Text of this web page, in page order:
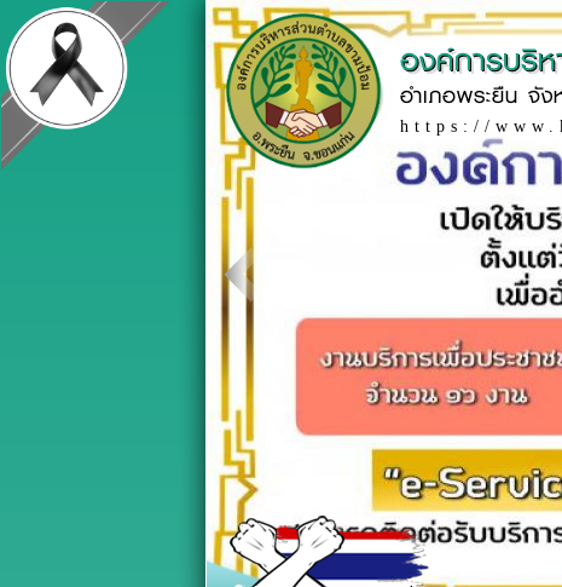
องค์การบริ
อำเภอพระยืน จั
https://